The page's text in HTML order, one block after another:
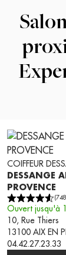
COIFFEUR
DESSANGE
PROVENCE
(748
Ouvert jusqu'à
10, Rue Thiers
13100 AIX EN
04.42.27.23.33